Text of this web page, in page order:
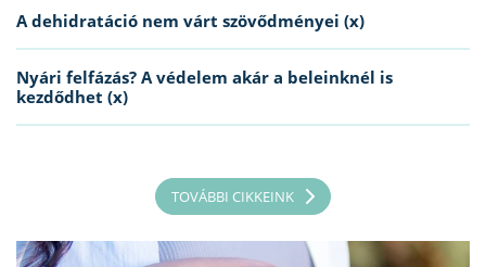
A dehidratáció nem várt szövődményei (x)
Nyári felfázás? A védelem akár a beleinknél is
kezdődhet (x)
TOVÁBBI CIKKEINK